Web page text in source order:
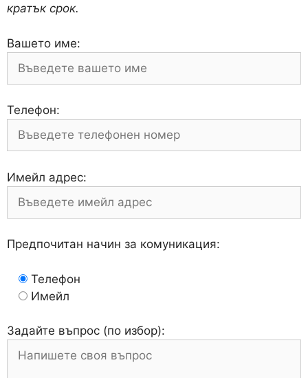
кратък срок.
Вашето име:
Телефон:
Имейл адрес:
Предпочитан начин за комуникация:
Телефон
Имейл
Задайте въпрос (по избор):